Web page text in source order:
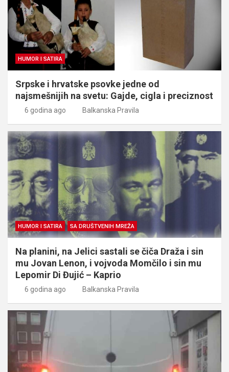
HUMOR I SATIRA
Srpske i hrvatske psovke jedne od
najsmešnijih na svetu: Gajde, cigla i preciznost
6 godina ago Balkanska Pravila
HUMOR I SATIRA SA DRUŠTVENIH MREŽA
Na planini, na Jelici sastali se čiča Draža i sin
mu Jovan Lenon, i vojvoda Momčilo i sin mu
Lepomir Di Đujić – Kaprio
6 godina ago Balkanska Pravila